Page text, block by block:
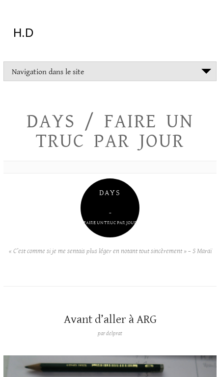
H.D
Navigation dans le site
DAYS / FAIRE UN
TRUC PAR JOUR
DAYS
–
FAIRE UN TRUC PAR JOUR
« C’est comme si je me sentais plus léger en notant tout sincèrement » – S Maraï
Avant d’aller à ARG
pardelprat